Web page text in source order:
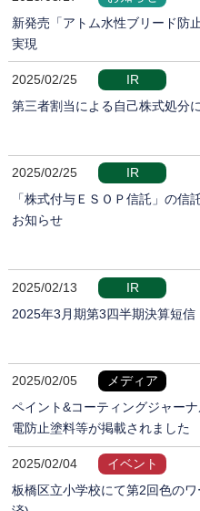
新発売「アトム水性ブリード防
実現
2025/02/25
IR
第三者割当による自己株式処分
2025/02/25
IR
「株式付与ＥＳＯＰ信託」の信
お知らせ
2025/02/13
IR
2025年3月期第3四半期決算短信
2025/02/05
メディア
ペイント&コーティングジャー
電防止塗料等が掲載されました
2025/02/04
イベント
板橋区立小学校にて第2回色の